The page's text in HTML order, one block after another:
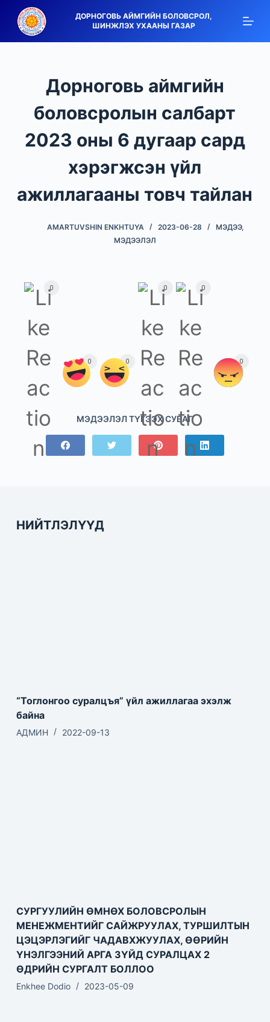
i
ДОРНОГОВЬ АЙМГИЙН БОЛОВСРОЛ,
ШИНЖЛЭХ УХААНЫ ГАЗАР
Дорноговь аймгийн
боловсролын салбарт
2023 оны 6 дугаар сард
хэрэгжсэн үйл
ажиллагааны товч тайлан
AMARTUVSHIN ENKHTUYA 2023-06-28
МЭДЭЭ,
МЭДЭЭЛЭЛ
0
0 0
0 0
0
МЭДЭЭЛЭЛ ТҮГЭЭХ СУВАГ
НИЙТЛЭЛҮҮД
“Тоглонгоо суралцъя” үйл ажиллагаа эхэлж
байна
АДМИН 2022-09-13
СУРГУУЛИЙН ӨМНӨХ БОЛОВСРОЛЫН
МЕНЕЖМЕНТИЙГ САЙЖРУУЛАХ, ТУРШИЛТЫН
ЦЭЦЭРЛЭГИЙГ ЧАДАВХЖУУЛАХ, ӨӨРИЙН
ҮНЭЛГЭЭНИЙ АРГА ЗҮЙД СУРАЛЦАХ 2
ӨДРИЙН СУРГАЛТ БОЛЛОО
Enkhee Dodio 2023-05-09